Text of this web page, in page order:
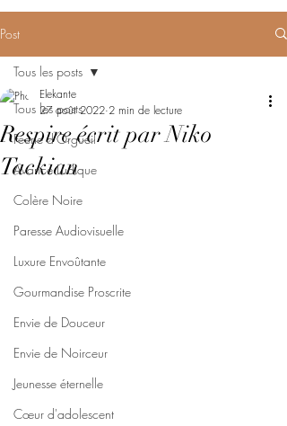
Post
Tous les posts
Féerie d'Orgueil
Avarice Ludique
Colère Noire
Paresse Audiovisuelle
Luxure Envoûtante
Gourmandise Proscrite
Envie de Douceur
Envie de Noirceur
Jeunesse éternelle
Cœur d'adolescent
Tous les posts
Respire écrit par Niko
Tackian
Elekante
27 août 2022 2 min de lecture